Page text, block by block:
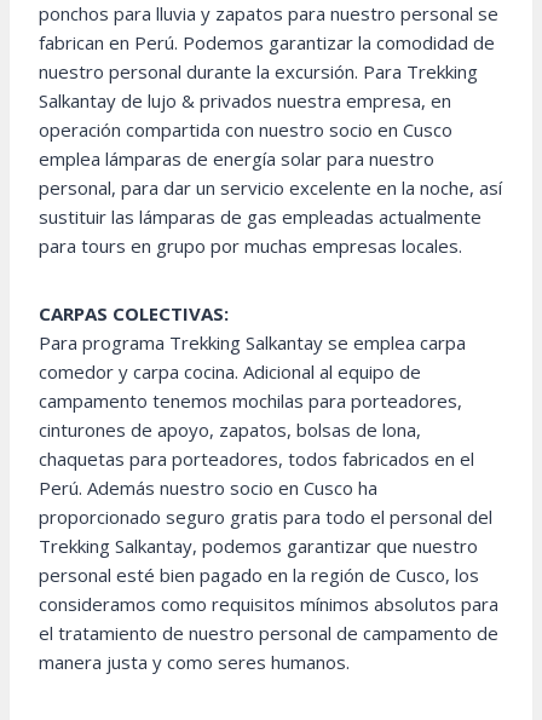
ponchos para lluvia y zapatos para nuestro personal se
fabrican en Perú. Podemos garantizar la comodidad de
nuestro personal durante la excursión. Para Trekking
Salkantay de lujo & privados nuestra empresa, en
operación compartida con nuestro socio en Cusco
emplea lámparas de energía solar para nuestro
personal, para dar un servicio excelente en la noche, así
sustituir las lámparas de gas empleadas actualmente
para tours en grupo por muchas empresas locales.
CARPAS COLECTIVAS:
Para programa Trekking Salkantay se emplea carpa
comedor y carpa cocina. Adicional al equipo de
campamento tenemos mochilas para porteadores,
cinturones de apoyo, zapatos, bolsas de lona, ​​
chaquetas para porteadores, todos fabricados en el
Perú. Además nuestro socio en Cusco ha
proporcionado seguro gratis para todo el personal del
Trekking Salkantay, podemos garantizar que nuestro
personal esté bien pagado en la región de Cusco, los
consideramos como requisitos mínimos absolutos para
el tratamiento de nuestro personal de campamento de
manera justa y como seres humanos.